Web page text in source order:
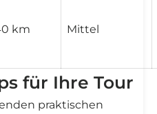
km Mittel
für Ihre Tour
praktischen